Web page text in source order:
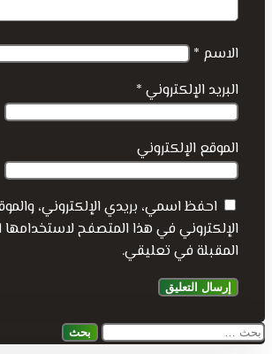
الاسم *
البريد الإلكتروني *
الموقع الإلكتروني
احفظ اسمي، بريدي الإلكتروني،
الإلكتروني في هذا المتصفح لاستخدامها
المقبلة في تعليقي.
البحث